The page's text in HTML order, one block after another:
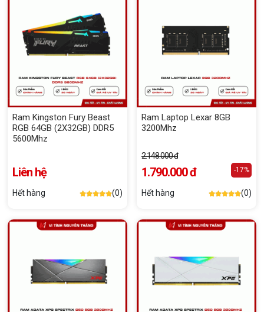
Ram Kingston Fury Beast
RGB 64GB (2X32GB) DDR5
5600Mhz
Liên hệ
Hết hàng (0)
Ram Laptop Lexar 8GB
3200Mhz
2.148.000 đ
1.790.000 đ -17%
Hết hàng (0)